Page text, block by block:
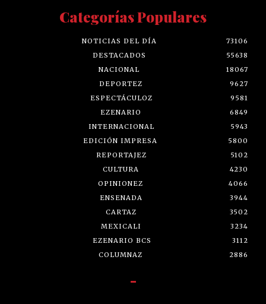
Categorías Populares
NOTICIAS DEL DÍA
73106
DESTACADOS
55638
NACIONAL
18067
DEPORTEZ
9627
ESPECTÁCULOZ
9581
EZENARIO
6849
INTERNACIONAL
5943
EDICIÓN IMPRESA
5800
REPORTAJEZ
5102
CULTURA
4230
OPINIONEZ
4066
ENSENADA
3944
CARTAZ
3502
MEXICALI
3234
EZENARIO BCS
3112
COLUMNAZ
2886
-